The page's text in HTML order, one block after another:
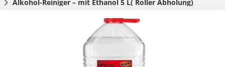
Alkohol-Reiniger – mit Ethanol 5 L( Roller Abholung)